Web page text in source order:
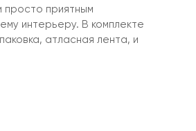
просто приятным
интерьеру. В комплекте
атласная лента, и